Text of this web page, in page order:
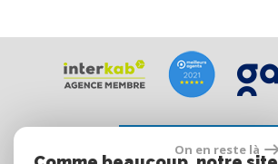
Espace propriétaire
On en reste là